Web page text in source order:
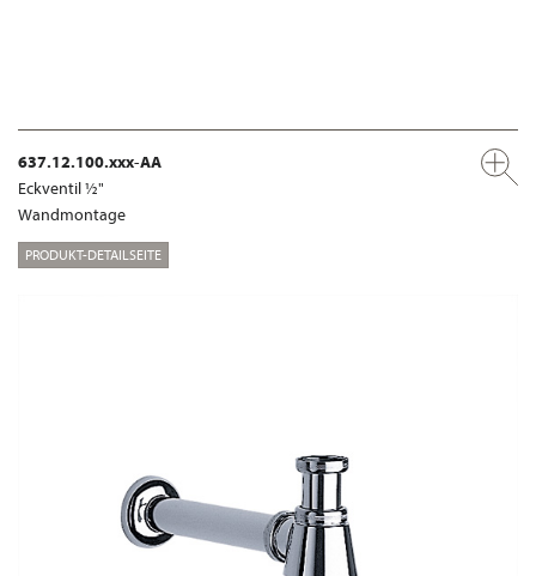
637.12.100.xxx-AA
Eckventil ½"
Wandmontage
PRODUKT-DETAILSEITE